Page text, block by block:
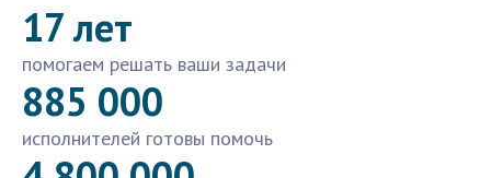
17 лет
помогаем решать ваши задачи
885 000
исполнителей готовы помочь